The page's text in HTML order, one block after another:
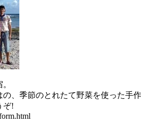
、季節のとれたて野菜を使った手
ぞ!